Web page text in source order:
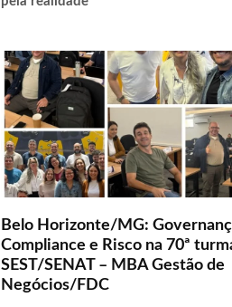
Belo Horizonte/MG:
Compliance e Risco na 70ª
SEST/SENAT – MBA Gestão de
Negócios/FDC